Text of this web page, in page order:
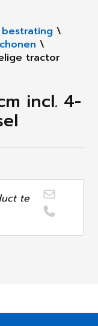
bestrating \
\
tractor
incl. 4-
te